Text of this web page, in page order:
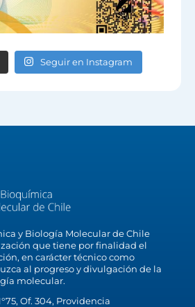
Seguir en Instagram
y Biología Molecular de Chile
que tiene por finalidad el
en carácter técnico como
al progreso y divulgación de la
molecular.
Of. 304, Providencia